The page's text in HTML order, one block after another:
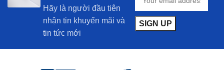
Hãy là người đầu tiên
nhận tin khuyến mãi và
tin tức mới